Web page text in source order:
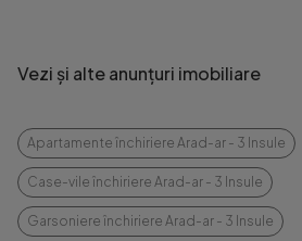
Vezi și alte anunțuri imobiliare
Apartamente închiriere Arad-ar - 3 Insule
Case-vile închiriere Arad-ar - 3 Insule
Garsoniere închiriere Arad-ar - 3 Insule